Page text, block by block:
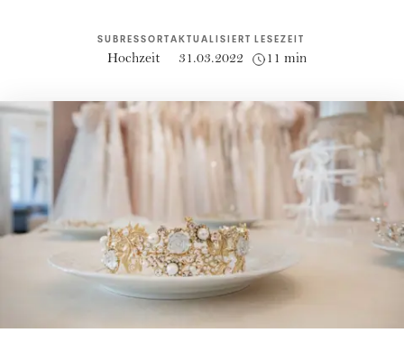
SUBRESSORT
Hochzeit
AKTUALISIERT
31.03.2022
LESEZEIT
11 min